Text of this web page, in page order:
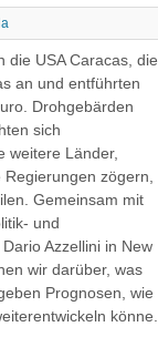
die USA Caracas, die
an und entführten
Drohgebärden
sich
weitere Länder,
zögern,
Gemeinsam mit
und
Azzellini in New
wir darüber, was
Prognosen, wie
könne.